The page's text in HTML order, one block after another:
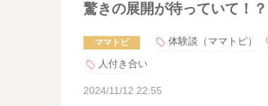
驚きの展開が待っていて！？
ママトピ 体験談（ママトピ）
人付き合い
2024/11/12 22:55